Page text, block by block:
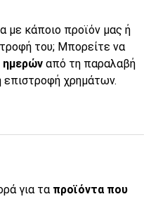
με κάποιο προϊόν μας ή
του; Μπορείτε να
ημερών από τη παραλαβή
επιστροφή χρημάτων.
για τα προϊόντα που